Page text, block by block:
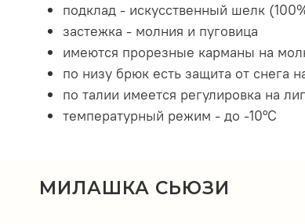
подклад - искусственный шелк
застежка - молния и пуговица
имеются прорезные карманы на
по низу брюк есть защита от снега
по талии имеется регулировка на
температурный режим - до -10°С
МИЛАШКА СЬЮЗИ